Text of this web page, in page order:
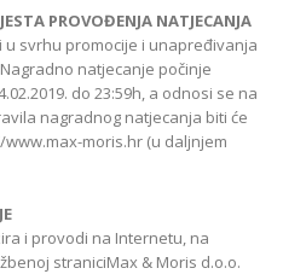
PROVOĐENJA NATJECANJA
svrhu promocije i unapređivanja
natjecanje počinje
do 23:59h, a odnosi se na
nagradnog natjecanja biti će
moris.hr (u daljnjem
i provodi na Internetu, na
straniciMax & Moris d.o.o.
Kako odabrati pravi
format podnih daski?
15/01/2025
Podloge za EGGER
podove